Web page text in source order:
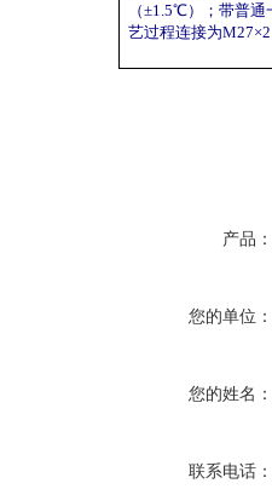
（±1.5℃）；带普
艺过程连接为M27×2
产品：
您的单位：
您的姓名：
联系电话：